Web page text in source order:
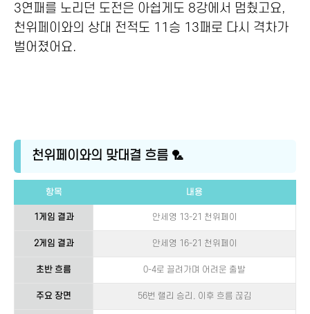
3연패를 노리던 도전은 아쉽게도 8강에서 멈췄고요,
천위페이와의 상대 전적도 11승 13패로 다시 격차가
벌어졌어요.
천위페이와의 맞대결 흐름 🏸
항목 내용
1게임 결과 안세영 13-21 천위페이
2게임 결과 안세영 16-21 천위페이
초반 흐름 0-4로 끌려가며 어려운 출발
주요 장면 56번 랠리 승리, 이후 흐름 끊김